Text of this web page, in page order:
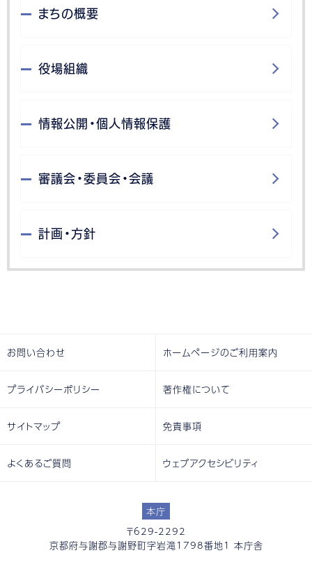
まちの概要
役場組織
情報公開・個人情報保護
審議会・委員会・会議
計画・方針
本庁
〒629-2292
京都府与謝郡与謝野町字岩滝1798番地1 本庁舎
お問い合わせ ホームページのご利用案内
プライバシーポリシー 著作権について
サイトマップ 免責事項
よくあるご質問 ウェブアクセシビリティ